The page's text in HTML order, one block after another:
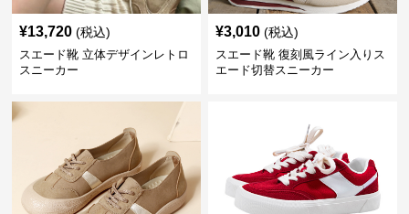
¥13,720 (税込)
スエード靴 立体デザインレトロ
スニーカー
¥3,010 (税込)
スエード靴 復刻風ライン入りス
エード切替スニーカー